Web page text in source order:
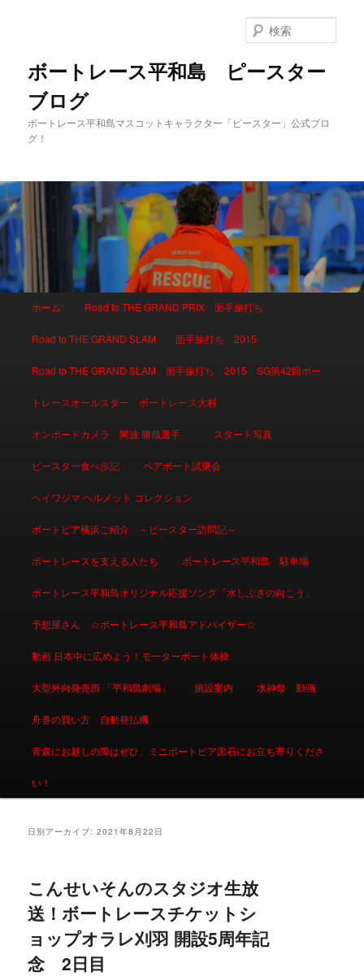
ボートレース平和島 ピースター
ブログ
ボートレース平和島マスコットキャラクター「ピースター」公式ブロ
グ！
索
メインコンテンツへ移動
サブコンテンツへ移動
ホーム Road to THE GRAND PRIX 面手旅打ち
Road to THE GRAND SLAM 面手旅打ち 2015
Road to THE GRAND SLAM 面手旅打ち 2015 SG第42回ボー
トレースオールスター ボートレース大村
オンボードカメラ 阿波 勝哉選手 スタート写真
ピースター食べ歩記 ペアボート試乗会
ヘイワジマ ヘルメット コレクション
ボートピア横浜ご紹介 ～ピースター訪問記～
ボートレースを支える人たち ボートレース平和島 駐車場
ボートレース平和島オリジナル応援ソング「水しぶきの向こう」
予想屋さん ☆ボートレース平和島アドバイザー☆
動画 日本中に広めよう！モーターボート体操
大型外向発売所 「平和島劇場」 施設案内 水神祭 動画
舟券の買い方 自動発払機
青森にお越しの際はぜひ、ミニボートピア黒石にお立ち寄りくださ
い！
日別アーカイブ:2021年8月22日
こんせいそんのスタジオ生放
送！ボートレースチケットシ
ョップオラレ刈羽 開設5周年記
念 2日目